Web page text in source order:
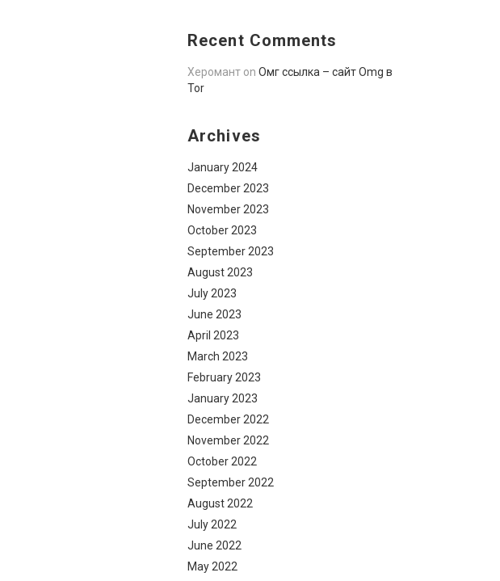
Recent Comments
Херомант on Омг ссылка – сайт Omg в
Tor
Archives
January 2024
December 2023
November 2023
October 2023
September 2023
August 2023
July 2023
June 2023
April 2023
March 2023
February 2023
January 2023
December 2022
November 2022
October 2022
September 2022
August 2022
July 2022
June 2022
May 2022